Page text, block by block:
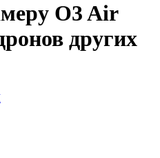
O3 Air
других